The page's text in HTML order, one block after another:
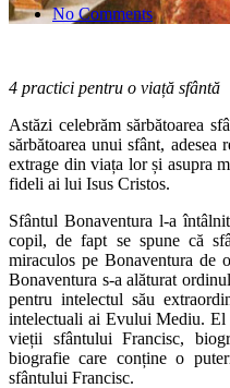
No Comments
4 practici pentru o viață sfântă
Astăzi celebrăm sărbătoarea
sărbătoarea unui sfânt,
extrage din viața lor și asupra
fideli ai lui Isus Cristos.
Sfântul Bonaventura l-a
copil, de fapt se spune că
miraculos pe Bonaventura de
Bonaventura s-a alăturat
pentru intelectul său
intelectuali ai Evului Mediu. El
vieții sfântului Francisc,
biografie care conține o
sfântului Francisc.